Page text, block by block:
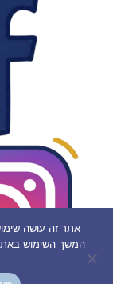
המשך השימוש